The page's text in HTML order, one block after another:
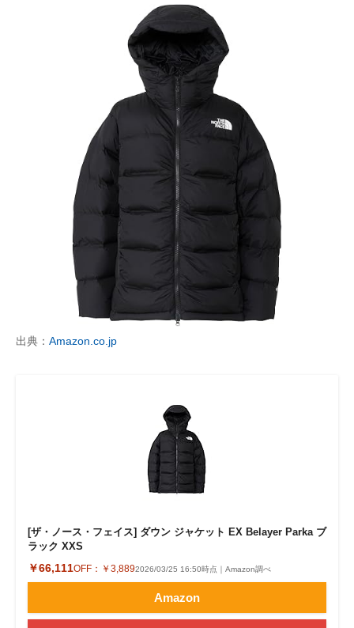
出典： Amazon.co.jp
[ザ・ノース・フェイス] ダウン ジャケット EX Belayer Parka ブ
ラック XXS
￥66,111OFF： ￥3,8892026/03/25 16:50時点｜Amazon調べ
Amazon